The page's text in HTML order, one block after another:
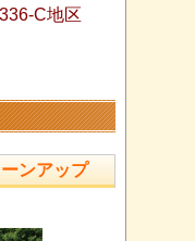
336-C地区
ンアップ